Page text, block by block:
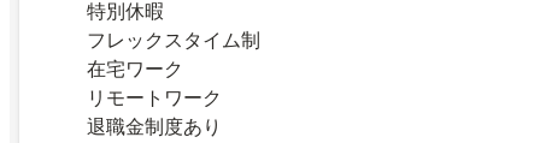
特別休暇
フレックスタイム制
在宅ワーク
リモートワーク
退職金制度あり